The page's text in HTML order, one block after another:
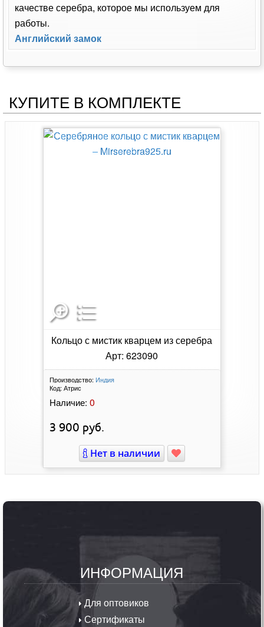
качестве серебра, которое мы используем для
работы.
Английский замок
КУПИТЕ В КОМПЛЕКТЕ
Кольцо с мистик кварцем из серебра
Арт: 623090
Производство: Индия
Код: Атрис
Наличие: 0
3 900 руб.
Нет в наличии
ИНФОРМАЦИЯ
Для оптовиков
Сертификаты